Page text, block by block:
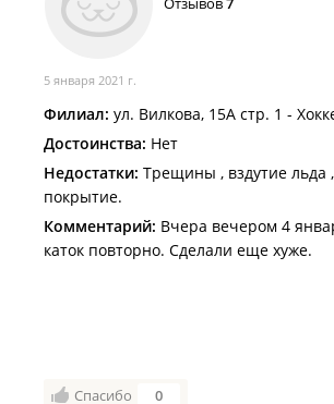
5 января 2021 г.
Филиал: ул. Вилкова, 15А стр. 1 -
Достоинства: Нет
Недостатки: Трещины , вздутие льда
покрытие.
Комментарий: Вчера вечером 4
каток повторно. Сделали еще хуже.
Спасибо 0